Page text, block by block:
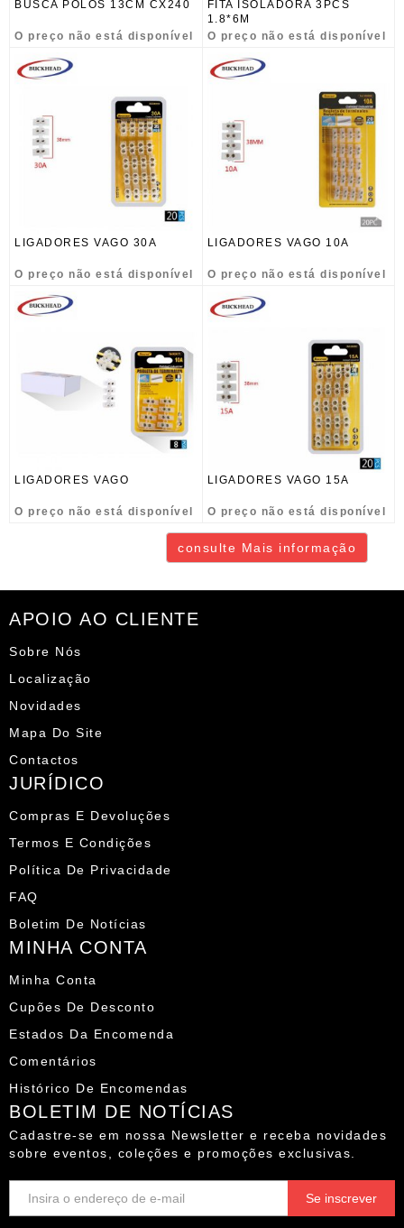
BUSCA POLOS 13CM CX240
O preço não está disponível
FITA ISOLADORA 3PCS
1.8*6M
O preço não está disponível
LIGADORES VAGO 30A
O preço não está disponível
LIGADORES VAGO 10A
O preço não está disponível
LIGADORES VAGO
O preço não está disponível
LIGADORES VAGO 15A
O preço não está disponível
consulte Mais informação
APOIO AO CLIENTE
Sobre Nós
Localização
Novidades
Mapa Do Site
Contactos
JURÍDICO
Compras E Devoluções
Termos E Condições
Política De Privacidade
FAQ
Boletim De Notícias
MINHA CONTA
Minha Conta
Cupões De Desconto
Estados Da Encomenda
Comentários
Histórico De Encomendas
BOLETIM DE NOTÍCIAS
Cadastre-se em nossa Newsletter e receba novidades
sobre eventos, coleções e promoções exclusivas.